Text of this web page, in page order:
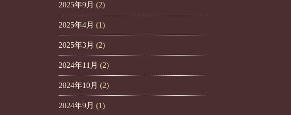
2025年9月 (2)
2025年4月 (1)
2025年3月 (2)
2024年11月 (2)
2024年10月 (2)
2024年9月 (1)